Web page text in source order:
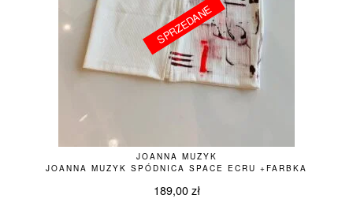
SPRZEDANE
JOANNA MUZYK
JOANNA MUZYK SPÓDNICA SPACE ECRU +FARBKA
189,00 zł
SPRZEDANE